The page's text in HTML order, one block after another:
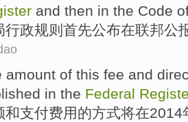
and then in the Code
行政规则 首先公布在联邦公
amount of this fee and
in the Federal
和支付费用的方式将在2014